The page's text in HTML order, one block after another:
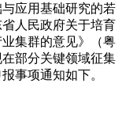
应用基础研究的若
人民政府关于培育
集群的意见》（粤
部分关键领域征集
事项通知如下。